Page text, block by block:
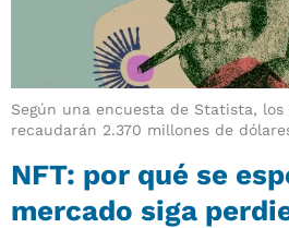
Según una encuesta de Statista, los
recaudarán 2.370 millones de
NFT: por qué se
mercado siga